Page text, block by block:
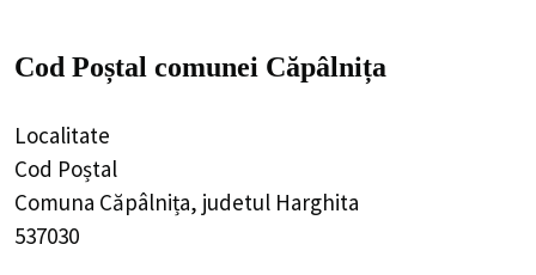
Cod Poștal comunei Căpâlnița
Localitate
Cod Poștal
Comuna Căpâlnița, judetul Harghita
537030